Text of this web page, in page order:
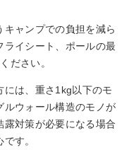
ャンプでの負担を減ら
ライシート、ポールの最
ださい。
には、重さ1kg以下のモ
ルウォール構造のモノが
対策が必要になる場合
す。